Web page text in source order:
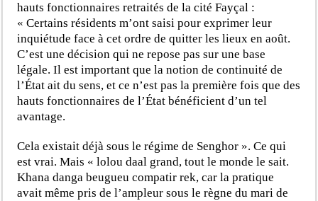
hauts fonctionnaires retraités de la cité Fayçal :
« Certains résidents m’ont saisi pour exprimer leur
inquiétude face à cet ordre de quitter les lieux en août.
C’est une décision qui ne repose pas sur une base
légale. Il est important que la notion de continuité de
l’État ait du sens, et ce n’est pas la première fois que des
hauts fonctionnaires de l’État bénéficient d’un tel
avantage.
Cela existait déjà sous le régime de Senghor ». Ce qui
est vrai. Mais « lolou daal grand, tout le monde le sait.
Khana danga beugueu compatir rek, car la pratique
avait même pris de l’ampleur sous le règne du mari de